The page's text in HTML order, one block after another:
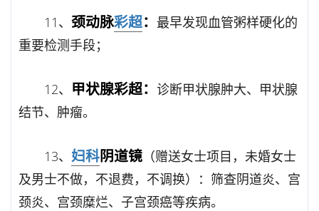
11、 颈动脉彩超： 最早发现血管粥样硬化的
重要检测手段；
12、 甲状腺彩超： 诊断甲状腺肿大、甲状腺
结节、肿瘤。
13、 妇科阴道镜 （赠送女士项目，未婚女士
及男士不做，不退费，不调换）：筛查阴道炎、宫
颈炎、宫颈糜烂、子宫颈癌等疾病。